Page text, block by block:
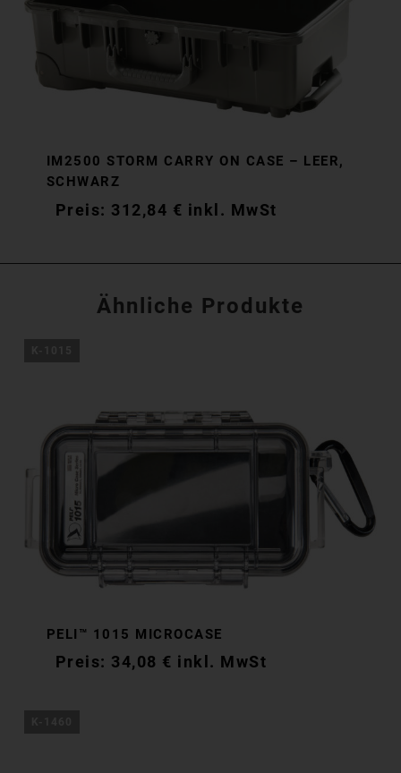
IM2500 STORM CARRY ON CASE – LEER,
SCHWARZ
312,84 € inkl. MwSt
Ähnliche Produkte
PELI™ 1015 MICROCASE
34,08 € inkl. MwSt